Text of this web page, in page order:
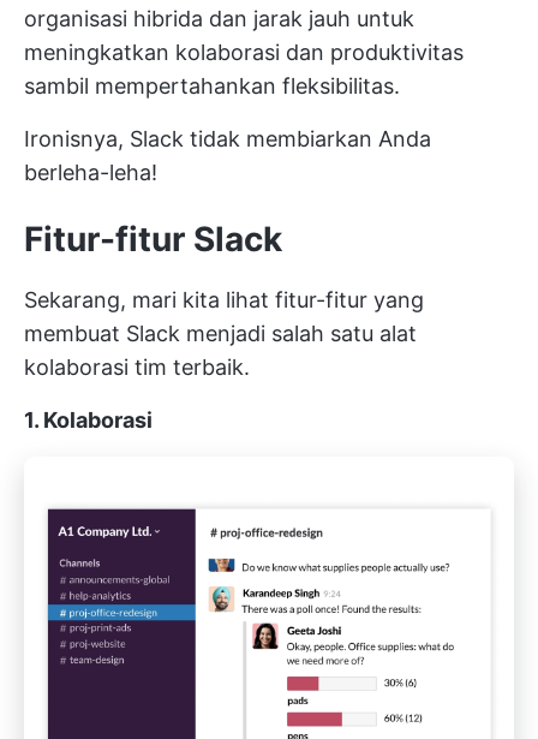
organisasi hibrida dan jarak jauh untuk
meningkatkan kolaborasi dan produktivitas
sambil mempertahankan fleksibilitas.
Ironisnya, Slack tidak membiarkan Anda
berleha-leha!
Fitur-fitur Slack
Sekarang, mari kita lihat fitur-fitur yang
membuat Slack menjadi salah satu alat
kolaborasi tim terbaik.
1. Kolaborasi